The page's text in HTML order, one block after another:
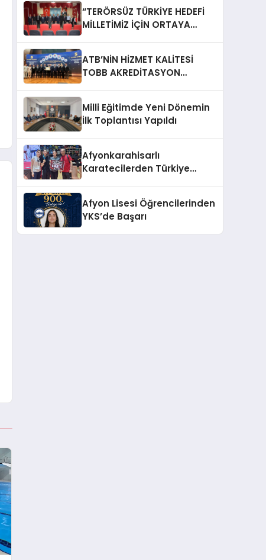
“TERÖRSÜZ TÜRKİYE HEDEFİ
MİLLETİMİZ İÇİN ORTAYA
ATB’NİN HİZMET KALİTESİ
TOBB AKREDİTASYON
Milli Eğitimde Yeni Dönemin
İlk Toplantısı Yapıldı
Afyonkarahisarlı
Karatecilerden Türkiye
Afyon Lisesi Öğrencilerinden
YKS’de Başarı